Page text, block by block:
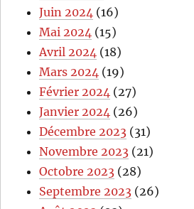
Juin 2024 (16)
Mai 2024 (15)
Avril 2024 (18)
Mars 2024 (19)
Février 2024 (27)
Janvier 2024 (26)
Décembre 2023 (31)
Novembre 2023 (21)
Octobre 2023 (28)
Septembre 2023 (26)